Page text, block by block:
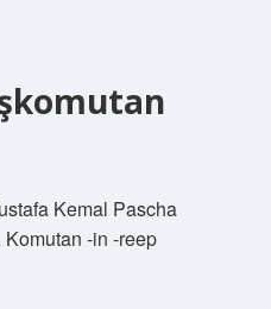
Kemal Pascha
Komutan -in -reep